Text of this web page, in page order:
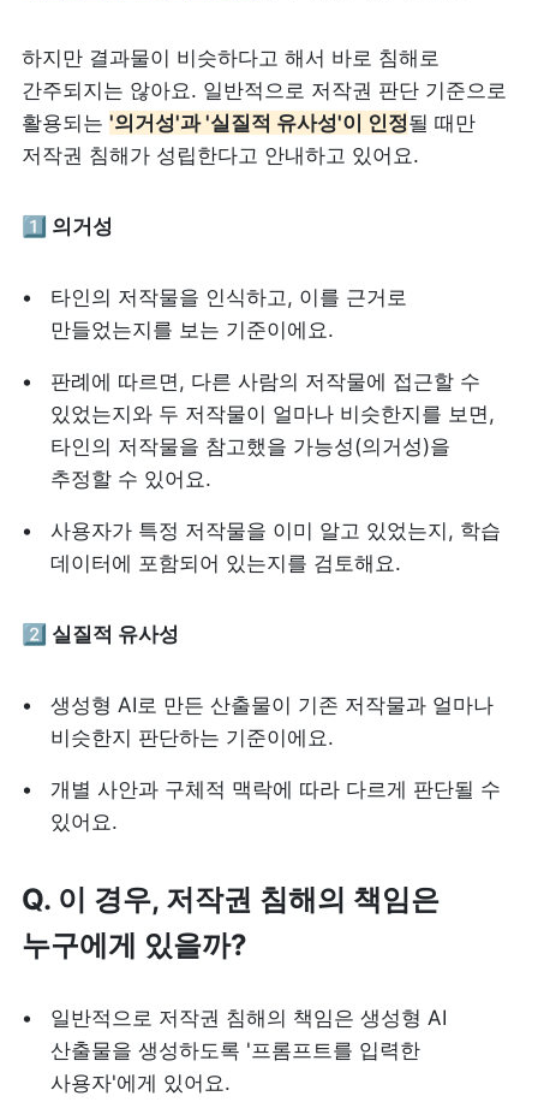
하지만 결과물이 비슷하다고 해서 바로 침해로
간주되지는 않아요. 일반적으로 저작권 판단 기준으로
활용되는 '의거성'과 '실질적 유사성'이 인정될 때만
저작권 침해가 성립한다고 안내하고 있어요.
1️⃣ 의거성
타인의 저작물을 인식하고, 이를 근거로
만들었는지를 보는 기준이에요.
판례에 따르면, 다른 사람의 저작물에 접근할 수
있었는지와 두 저작물이 얼마나 비슷한지를 보면,
타인의 저작물을 참고했을 가능성(의거성)을
추정할 수 있어요.
사용자가 특정 저작물을 이미 알고 있었는지, 학습
데이터에 포함되어 있는지를 검토해요.
2️⃣ 실질적 유사성
생성형 AI로 만든 산출물이 기존 저작물과 얼마나
비슷한지 판단하는 기준이에요.
개별 사안과 구체적 맥락에 따라 다르게 판단될 수
있어요.
Q. 이 경우, 저작권 침해의 책임은
누구에게 있을까?
일반적으로 저작권 침해의 책임은 생성형 AI
산출물을 생성하도록 '프롬프트를 입력한
사용자'에게 있어요.